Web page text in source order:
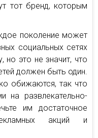
тот бренд, которым
поколение может
социальных сетях
но это не значит, что
должен быть один.
обижаются, так что
на развлекательно-
им достаточное
акций и